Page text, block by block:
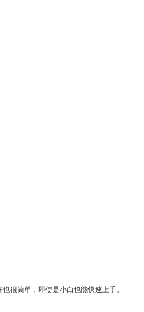
很简单，即使是小白也能快速上手。